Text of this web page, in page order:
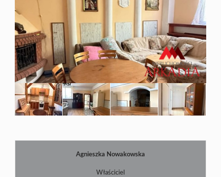
RODO
Blog
Agnieszka Nowakowska
Właściciel